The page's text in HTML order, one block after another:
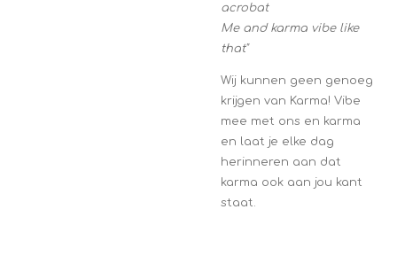
acrobat
Me and karma vibe like
that"
Wij kunnen geen genoeg
krijgen van Karma! Vibe
mee met ons en karma
en laat je elke dag
herinneren aan dat
karma ook aan jou kant
staat.